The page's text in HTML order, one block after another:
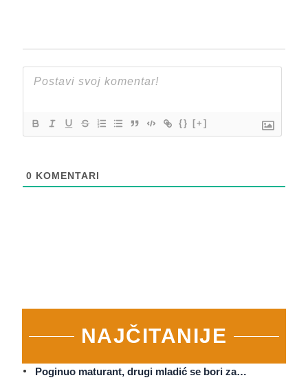
{} [+]
0 KOMENTARI
NAJČITANIJE
Poginuo maturant, drugi mladić se bori za…